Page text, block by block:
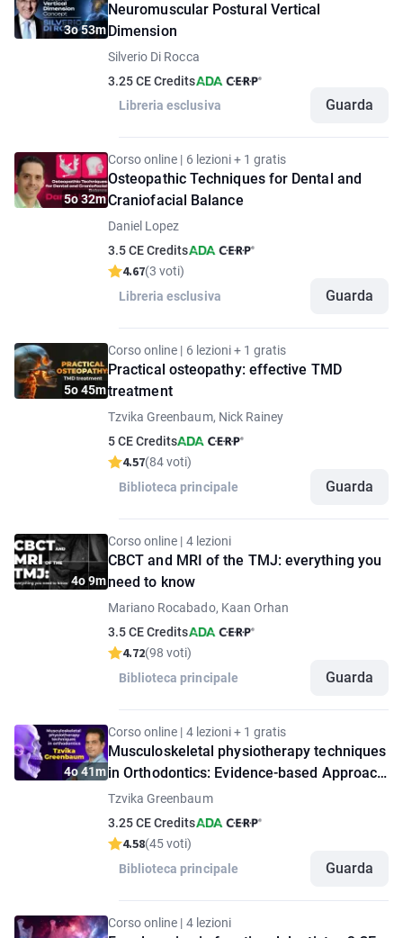
3o 53m
Neuromuscular Postural Vertical
Dimension
Silverio Di Rocca
3.25 CE Credits
Libreria esclusiva
Guarda
5o 32m
Corso online | 6 lezioni + 1 gratis
Osteopathic Techniques for Dental and
Craniofacial Balance
Daniel Lopez
3.5 CE Credits
4.67(3 voti)
Libreria esclusiva
Guarda
5o 45m
Corso online | 6 lezioni + 1 gratis
Practical osteopathy: effective TMD
treatment
Tzvika Greenbaum, Nick Rainey
5 CE Credits
4.57(84 voti)
Biblioteca principale
Guarda
4o 9m
Corso online | 4 lezioni
CBCT and MRI of the TMJ: everything you
need to know
Mariano Rocabado, Kaan Orhan
3.5 CE Credits
4.72(98 voti)
Biblioteca principale
Guarda
4o 41m
Corso online | 4 lezioni + 1 gratis
Musculoskeletal physiotherapy techniques
in Orthodontics: Evidence-based Approach
and Clinical Protocols
Tzvika Greenbaum
3.25 CE Credits
4.58(45 voti)
Biblioteca principale
Guarda
Corso online | 4 lezioni